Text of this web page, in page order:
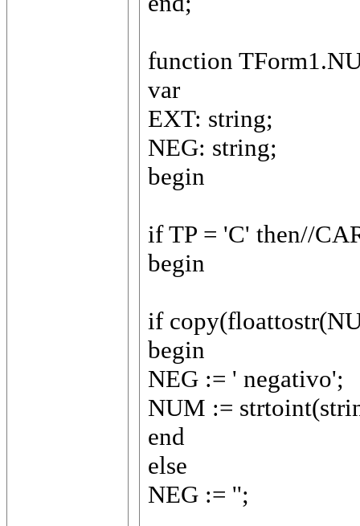
function
var
EXT: string;
NEG: string;
begin
if TP = 'C' then//
begin
if
begin
NEG := ' negativo';
NUM :=
end
else
NEG := '';